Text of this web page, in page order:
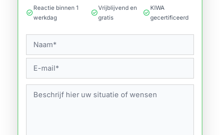
check_circle
Reactie binnen 1
werkdag
check_circle
Vrijblijvend en
gratis
check_circle
KIWA
gecertificeerd